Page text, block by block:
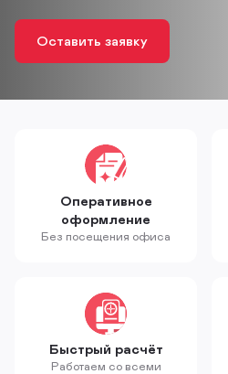
Оставить заявку
Оперативное
оформление
Без посещения офиса
Быстрый расчёт
Работаем со всеми